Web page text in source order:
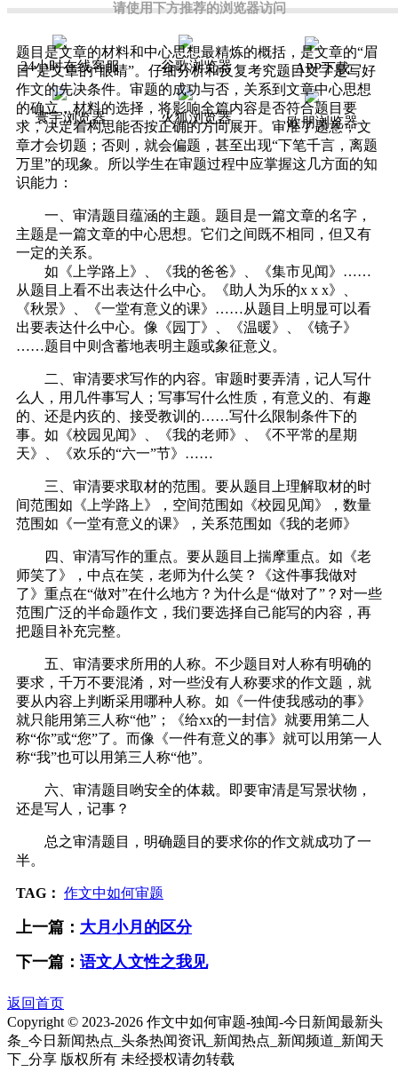
请使用下方推荐的浏览器访问
24小时在线客服 谷歌浏览器 APP下载
寰宇浏览器 火狐浏览器 欧朋浏览器
题目是文章的材料和中心思想最精炼的概括，是文章的“眉
目”是文章的“眼睛”。仔细分析和反复考究题目文字是写好
作文的先决条件。审题的成功与否，关系到文章中心思想
的确立，材料的选择，将影响全篇内容是否符合题目要
求，决定着构思能否按正确的方向展开。审准了题意，文
章才会切题；否则，就会偏题，甚至出现“下笔千言，离题
万里”的现象。所以学生在审题过程中应掌握这几方面的知
识能力：
一、审清题目蕴涵的主题。题目是一篇文章的名字，
主题是一篇文章的中心思想。它们之间既不相同，但又有
一定的关系。
如《上学路上》、《我的爸爸》、《集市见闻》……
从题目上看不出表达什么中心。《助人为乐的x x x》、
《秋景》、《一堂有意义的课》……从题目上明显可以看
出要表达什么中心。像《园丁》、《温暖》、《镜子》
……题目中则含蓄地表明主题或象征意义。
二、审清要求写作的内容。审题时要弄清，记人写什
么人，用几件事写人；写事写什么性质，有意义的、有趣
的、还是内疚的、接受教训的……写什么限制条件下的
事。如《校园见闻》、《我的老师》、《不平常的星期
天》、《欢乐的“六一”节》……
三、审清要求取材的范围。要从题目上理解取材的时
间范围如《上学路上》，空间范围如《校园见闻》，数量
范围如《一堂有意义的课》，关系范围如《我的老师》
四、审清写作的重点。要从题目上揣摩重点。如《老
师笑了》，中点在笑，老师为什么笑？《这件事我做对
了》重点在“做对”在什么地方？为什么是“做对了”？对一些
范围广泛的半命题作文，我们要选择自己能写的内容，再
把题目补充完整。
五、审清要求所用的人称。不少题目对人称有明确的
要求，千万不要混淆，对一些没有人称要求的作文题，就
要从内容上判断采用哪种人称。如《一件使我感动的事》
就只能用第三人称“他”；《给xx的一封信》就要用第二人
称“你”或“您”了。而像《一件有意义的事》就可以用第一人
称“我”也可以用第三人称“他”。
六、审清题目哟安全的体裁。即要审清是写景状物，
还是写人，记事？
总之审清题目，明确题目的要求你的作文就成功了一
半。
TAG： 作文中如何审题
上一篇： 大月小月的区分
下一篇： 语文人文性之我见
返回首页
Copyright © 2023-2026 作文中如何审题-独闻-今日新闻最新头
条_今日新闻热点_头条热闻资讯_新闻热点_新闻频道_新闻天
下_分享 版权所有 未经授权请勿转载